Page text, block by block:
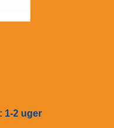
1-2 uger